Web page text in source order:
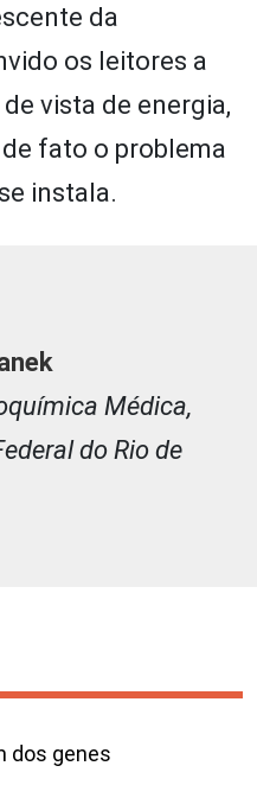
da
os leitores a
vista de energia,
fato o problema
instala.
Médica,
do Rio de
dos genes